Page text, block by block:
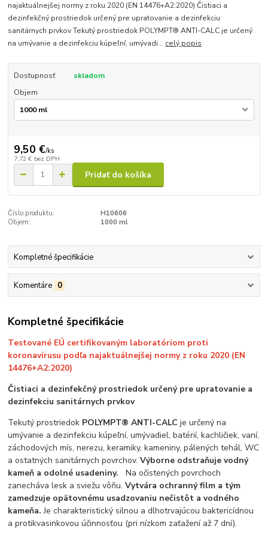
najaktuálnejšej normy z roku 2020 (EN 14476+A2:2020) Čistiaci a
dezinfekčný prostriedok určený pre upratovanie a dezinfekciu
sanitárnych prvkov Tekutý prostriedok POLYMPT® ANTI-CALC je určený
na umývanie a dezinfekciu kúpeľní, umývadi... celý popis
Dostupnosť
skladom
Objem
9,50 €/ks
7,72 € bez DPH
Pridať do košíka
Číslo produktu:
H10606
Objem:
1000 ml
Kompletné špecifikácie
Komentáre 0
Kompletné špecifikácie
Testované EÚ certifikovaným laboratóriom proti
koronavírusu podľa najaktuálnejšej normy z roku 2020 (EN
14476+A2:2020)
Čistiaci a dezinfekčný prostriedok určený pre upratovanie a
dezinfekciu sanitárnych prvkov
Tekutý prostriedok POLYMPT® ANTI-CALC je určený na
umývanie a dezinfekciu kúpeľní, umývadiel, batérií, kachličiek, vaní,
záchodových mís, nerezu, keramiky, kameniny, pálených tehál, WC
a ostatných sanitárnych povrchov.Výborne odstraňuje vodný
kameň a odolné usadeniny. Na očistených povrchoch
zanecháva lesk a sviežu vôňu.Vytvára ochranný film a tým
zamedzuje opätovnému usadzovaniu nečistôt a vodného
kameňa. Je charakteristický silnou a dlhotrvajúcou baktericídnou
a protikvasinkovou účinnosťou (pri nízkom zaťažení až 7 dní).